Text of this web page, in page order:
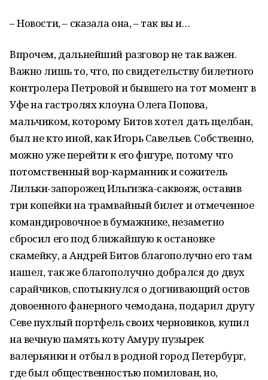
– Новости, – сказала она, – так вы и…
Впрочем, дальнейший разговор не так важен.
Важно лишь то, что, по свидетельству билетного
контролера Петровой и бывшего на тот момент в
Уфе на гастролях клоуна Олега Попова,
мальчиком, которому Битов хотел дать щелбан,
был не кто иной, как Игорь Савельев. Собственно,
можно уже перейти к его фигуре, потому что
потомственный вор-карманник и сожитель
Лильки-запорожец Ильгизка-саквояж, оставив
три копейки на трамвайный билет и отмеченное
командировочное в бумажнике, незаметно
сбросил его под ближайшую к остановке
скамейку, а Андрей Битов благополучно его там
нашел, так же благополучно добрался до двух
сарайчиков, спотыкнулся о догнивающий остов
довоенного фанерного чемодана, подарил другу
Севе пухлый портфель своих черновиков, купил
на вечную память коту Амуру пузырек
валерьянки и отбыл в родной город Петербург,
где был общественностью помилован, но,